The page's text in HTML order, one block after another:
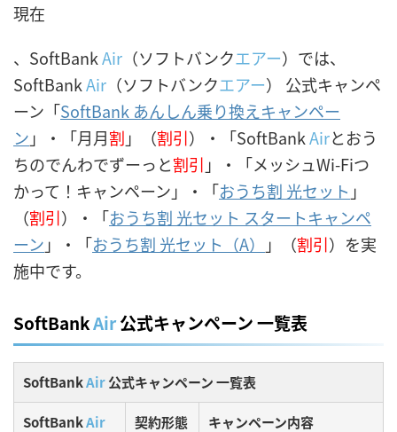
現在
、SoftBankAir （ソフトバンクエアー）では、
SoftBankAir （ソフトバンクエアー） 公式キャンペ
ーン「SoftBank あんしん乗り換えキャンペー
ン 」・「月月割 」（割引）・「SoftBankAirとおう
ちのでんわでずーっと割引 」・「メッシュWi-Fiつ
かって！キャンペーン」・「おうち割 光セット 」
（割引）・「おうち割 光セット スタートキャンペ
ーン 」・「おうち割 光セット（A） 」（割引）を実
施中です。
SoftBankAir公式キャンペーン 一覧表
SoftBankAir公式キャンペーン 一覧表
SoftBankAir
契約形態 キャンペーン内容